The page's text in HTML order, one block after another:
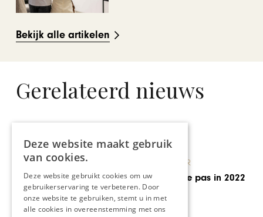
Bekijk alle artikelen
Gerelateerd nieuws
KUNST & CULTUUR
Viva Classic Live pas in 2022
Deze website maakt gebruik
van cookies.
Deze website gebruikt cookies om uw
gebruikerservaring te verbeteren. Door
onze website te gebruiken, stemt u in met
alle cookies in overeenstemming met ons